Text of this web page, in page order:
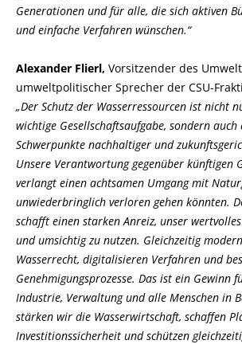
Generationen und für alle, die sich aktiven
und einfache Verfahren wünschen.“
Alexander Flierl, Vorsitzender des
umweltpolitischer Sprecher der CSU-
Der Schutz der Wasserressourcen ist nicht
wichtige Gesellschaftsaufgabe, sondern
Schwerpunkte nachhaltiger und
Unsere Verantwortung gegenüber künftigen
verlangt einen achtsamen Umgang mit
unwiederbringlich verloren gehen könnten.
schafft einen starken Anreiz, unser
und umsichtig zu nutzen. Gleichzeitig
Wasserrecht, digitalisieren Verfahren und
Genehmigungsprozesse. Das ist ein Gewinn
Industrie, Verwaltung und alle Menschen in
stärken wir die Wasserwirtschaft, schaffen
Investitionssicherheit und schützen